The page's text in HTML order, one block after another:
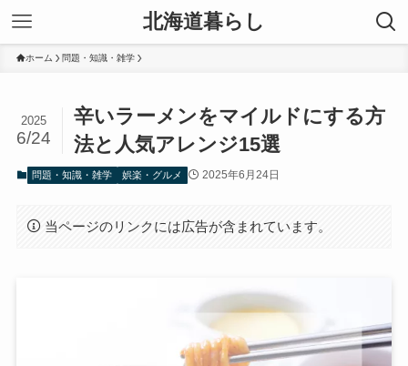
北海道暮らし
ホーム 問題・知識・雑学
辛いラーメンをマイルドにする方
法と人気アレンジ15選
2025
6/24
問題・知識・雑学 娯楽・グルメ 2025年6月24日
当ページのリンクには広告が含まれています。